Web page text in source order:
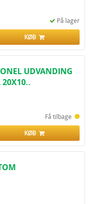
På lager
KØB
UDVANDING
20X10..
Få tilbage
KØB